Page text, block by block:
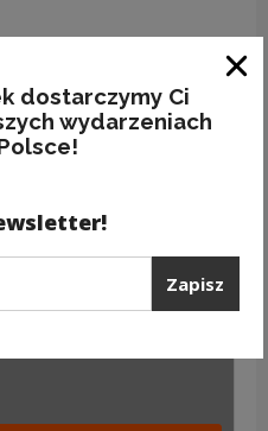
Magda Miszewska
dostarczymy Ci
wydarzeniach
Zapisz